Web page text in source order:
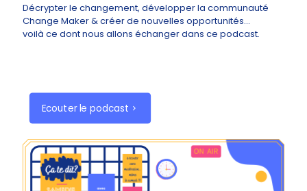
Décrypter le changement, développer la communauté
Change Maker & créer de nouvelles opportunités...
voilà ce dont nous allons échanger dans ce podcast.
Ecouter le podcast